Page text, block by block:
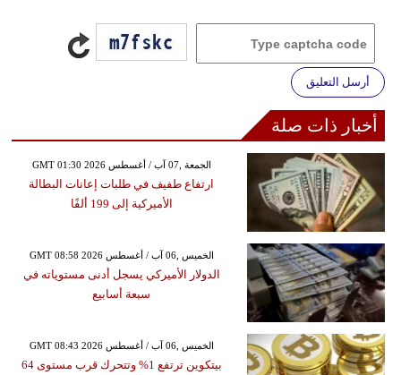
أرسل التعليق
أخبار ذات صلة
GMT 01:30 2026 الجمعة ,07 آب / أغسطس
ارتفاع طفيف في طلبات إعانات البطالة
الأميركية إلى 199 ألفًا
GMT 08:58 2026 الخميس ,06 آب / أغسطس
الدولار الأميركي يسجل أدنى مستوياته في
سبعة أسابيع
GMT 08:43 2026 الخميس ,06 آب / أغسطس
بيتكوين ترتفع 1% وتتحرك قرب مستوى 64